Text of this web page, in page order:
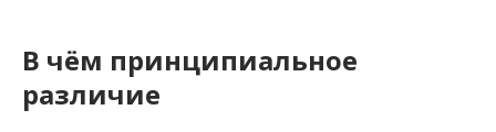
В чём принципиальное
различие